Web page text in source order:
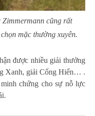
cũng rất
mặc thường xuyên.
được nhiều giải thưởng
Xanh, giải Cống Hiến… .
chứng cho sự nỗ lực